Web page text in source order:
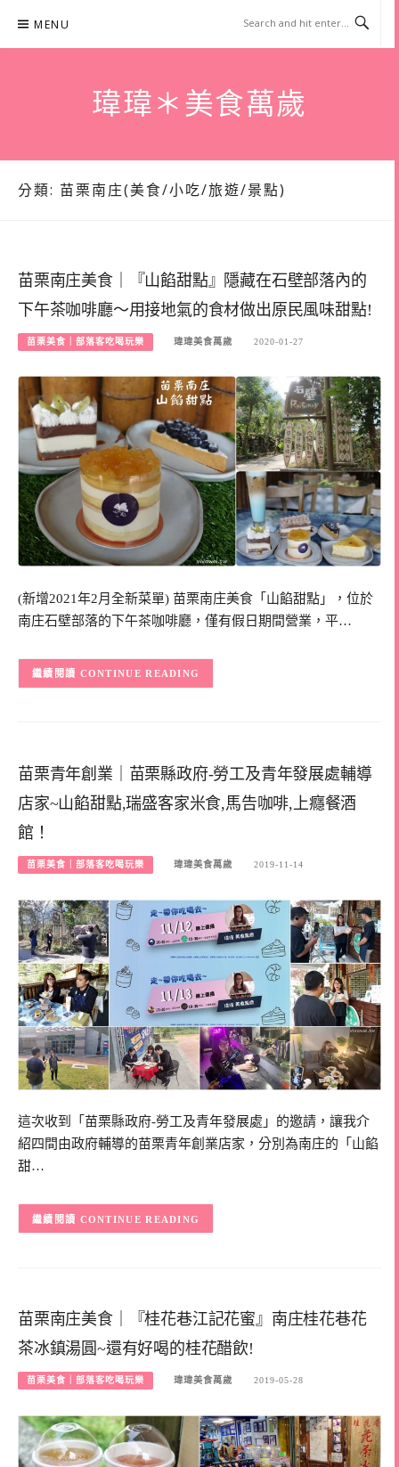
content
MENU
瑋瑋＊美食萬歲
分類: 苗栗南庄(美食/小吃/旅遊/景點)
苗栗南庄美食｜『山餡甜點』隱藏在石壁部落內的
下午茶咖啡廳～用接地氣的食材做出原民風味甜點!
苗栗美食｜部落客吃喝玩樂 瑋瑋美食萬歲 2020-01-27
(新增2021年2月全新菜單) 苗栗南庄美食「山餡甜點」，位於
南庄石壁部落的下午茶咖啡廳，僅有假日期間營業，平…
CONTINUE READING
苗栗青年創業｜苗栗縣政府-勞工及青年發展處輔導
店家~山餡甜點,瑞盛客家米食,馬告咖啡,上癮餐酒
館！
苗栗美食｜部落客吃喝玩樂 瑋瑋美食萬歲 2019-11-14
這次收到「苗栗縣政府-勞工及青年發展處」的邀請，讓我介
紹四間由政府輔導的苗栗青年創業店家，分別為南庄的「山餡
甜…
CONTINUE READING
苗栗南庄美食｜『桂花巷江記花蜜』南庄桂花巷花
茶冰鎮湯圓~還有好喝的桂花醋飲!
苗栗美食｜部落客吃喝玩樂 瑋瑋美食萬歲 2019-05-28